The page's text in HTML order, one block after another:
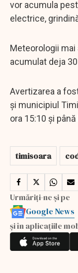
vor acumula
electrice,
Meteorologii
acumulat deja
Avertizarea a
și municipiul
ora 15:10 și
timisoara
Urmăriți-ne și pe
Google News
și în aplicațiile